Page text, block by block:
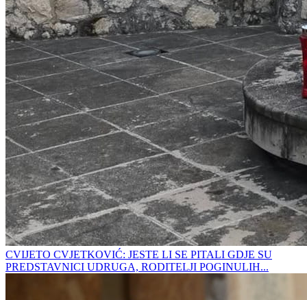
CVIJETO CVJETKOVIĆ: JESTE LI SE PITALI GDJE SU
PREDSTAVNICI UDRUGA, RODITELJI POGINULIH...